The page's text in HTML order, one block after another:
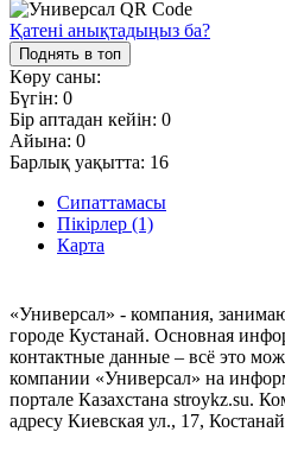
Қатені анықтадыңыз ба?
Поднять в топ
Көру саны:
Бүгін: 0
Бір аптадан кейін: 0
Айына: 0
Барлық уақытта: 16
Сипаттамасы
Пікірлер (1)
Карта
«Универсал» - компания,
городе Кустанай. Основная
контактные данные – всё это
компании «Универсал» на
портале Казахстана stroykz.su.
адресу Киевская ул., 17,